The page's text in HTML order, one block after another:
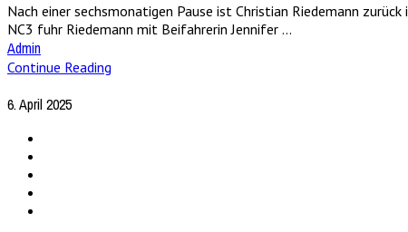
Nach einer sechsmonatigen Pause ist Christian Riedemann
NC3 fuhr Riedemann mit Beifahrerin Jennifer ...
Admin
Continue Reading
6. April 2025